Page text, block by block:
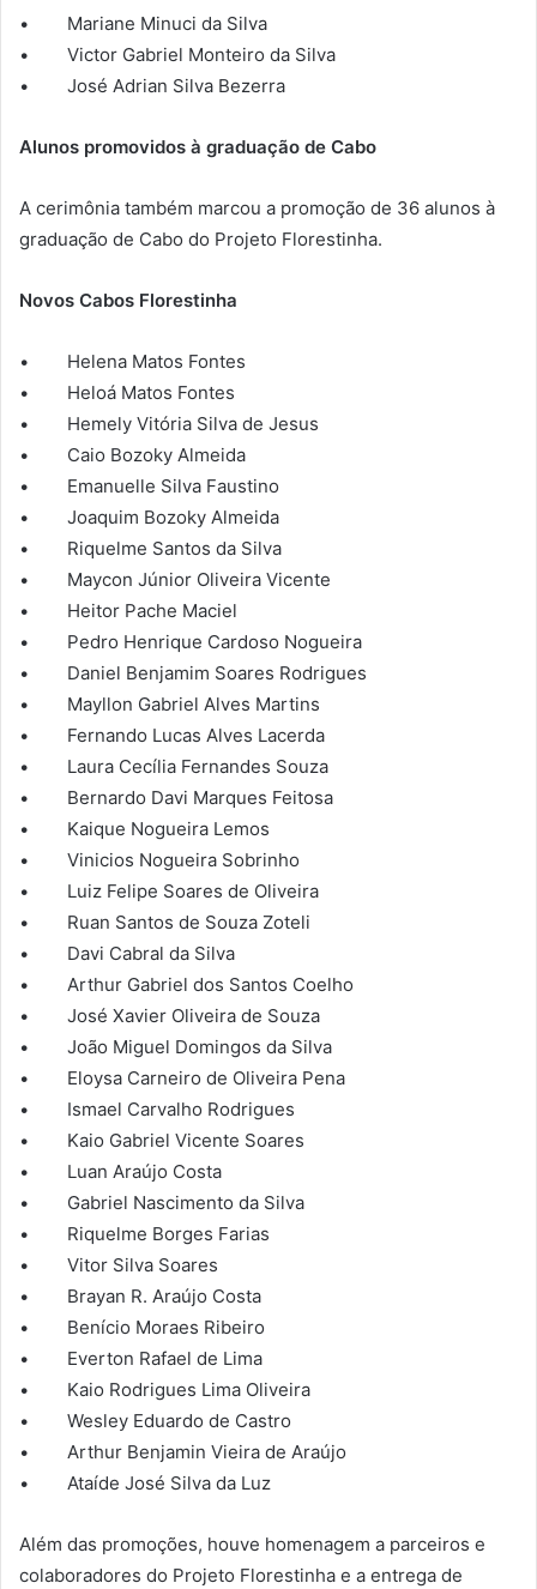
• Mariane Minuci da Silva
• Victor Gabriel Monteiro da Silva
• José Adrian Silva Bezerra
Alunos promovidos à graduação de Cabo
A cerimônia também marcou a promoção de 36 alunos à
graduação de Cabo do Projeto Florestinha.
Novos Cabos Florestinha
• Helena Matos Fontes
• Heloá Matos Fontes
• Hemely Vitória Silva de Jesus
• Caio Bozoky Almeida
• Emanuelle Silva Faustino
• Joaquim Bozoky Almeida
• Riquelme Santos da Silva
• Maycon Júnior Oliveira Vicente
• Heitor Pache Maciel
• Pedro Henrique Cardoso Nogueira
• Daniel Benjamim Soares Rodrigues
• Mayllon Gabriel Alves Martins
• Fernando Lucas Alves Lacerda
• Laura Cecília Fernandes Souza
• Bernardo Davi Marques Feitosa
• Kaique Nogueira Lemos
• Vinicios Nogueira Sobrinho
• Luiz Felipe Soares de Oliveira
• Ruan Santos de Souza Zoteli
• Davi Cabral da Silva
• Arthur Gabriel dos Santos Coelho
• José Xavier Oliveira de Souza
• João Miguel Domingos da Silva
• Eloysa Carneiro de Oliveira Pena
• Ismael Carvalho Rodrigues
• Kaio Gabriel Vicente Soares
• Luan Araújo Costa
• Gabriel Nascimento da Silva
• Riquelme Borges Farias
• Vitor Silva Soares
• Brayan R. Araújo Costa
• Benício Moraes Ribeiro
• Everton Rafael de Lima
• Kaio Rodrigues Lima Oliveira
• Wesley Eduardo de Castro
• Arthur Benjamin Vieira de Araújo
• Ataíde José Silva da Luz
Além das promoções, houve homenagem a parceiros e
colaboradores do Projeto Florestinha e a entrega de